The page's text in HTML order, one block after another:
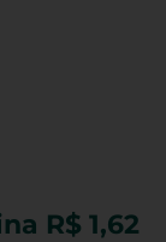
R$ 1,62